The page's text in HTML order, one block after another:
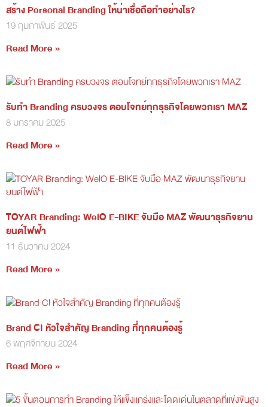
สร้าง Personal Branding ให้น่าเชื่อถือทำอย่างไร?
19 กุมภาพันธ์ 2025
Read More »
รับทำ Branding ครบวงจร ตอบโจทย์ทุกธุรกิจโดยพวกเรา MAZ
8 มกราคม 2025
Read More »
TOYAR Branding: WelO E-BIKE จับมือ MAZ พัฒนาธุรกิจยาน
ยนต์ไฟฟ้า
11 ธันวาคม 2024
Read More »
Brand CI หัวใจสำคัญ Branding ที่ทุกคนต้องรู้
6 พฤศจิกายน 2024
Read More »